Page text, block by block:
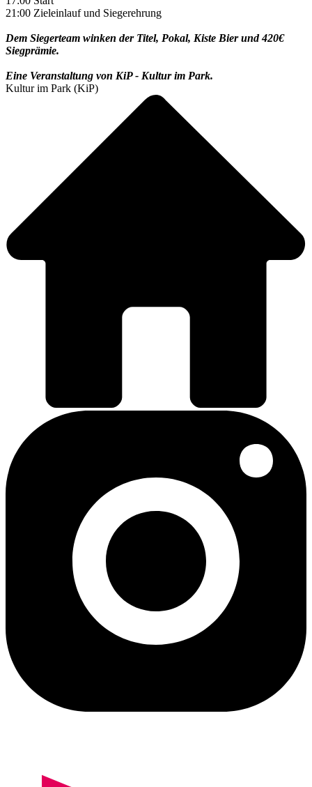
21:00 Zieleinlauf und Siegerehrung
Dem Siegerteam winken der Titel, Pokal, Kiste Bier und 420€
Siegprämie.
Eine Veranstaltung von KiP - Kultur im Park.
Kultur im Park (KiP)